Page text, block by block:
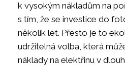
k vysokým nákladům na
s tím, že se investice do
několik let. Přesto je to
udržitelná volba, která
náklady na elektřinu v